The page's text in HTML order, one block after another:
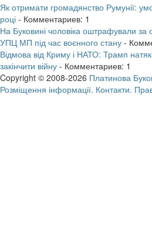
Як отримати громадянство Румунії:
році - Комментариев: 1
На Буковині чоловіка оштрафували за
УПЦ МП під час воєнного стану -
Відмова від Криму і НАТО: Трамп
закінчити війну - Комментариев: 1
Copyright © 2008-2026 Платинова
Розміщення інформації. Контакти.